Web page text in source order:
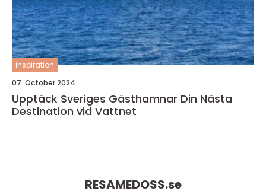
inspiration
07. October 2024
Upptäck Sveriges Gästhamnar Din Nästa
Destination vid Vattnet
RESAMEDOSS.se